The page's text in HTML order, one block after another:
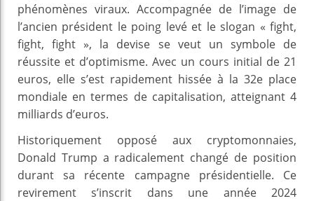
phénomènes viraux. Accompagnée de l’image de
l’ancien président le poing levé et le slogan « fight,
fight, fight », la devise se veut un symbole de
réussite et d’optimisme. Avec un cours initial de 21
euros, elle s’est rapidement hissée à la 32e place
mondiale en termes de capitalisation, atteignant 4
milliards d’euros.
Historiquement opposé aux cryptomonnaies,
Donald Trump a radicalement changé de position
durant sa récente campagne présidentielle. Ce
revirement s’inscrit dans une année 2024